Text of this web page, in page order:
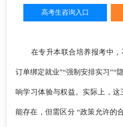
高考生咨询入口
在专升本联合培养报考中
订单绑定就业”“强制安排实习”“
响学习体验与权益。实际上，
能存在，但需区分 “政策允许的